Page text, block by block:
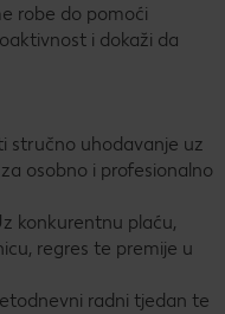
robe do pomoći
i dokaži da
stručno uhodavanje uz
osobno i profesionalno
konkurentnu plaću,
regres te premije u
radni tjedan te